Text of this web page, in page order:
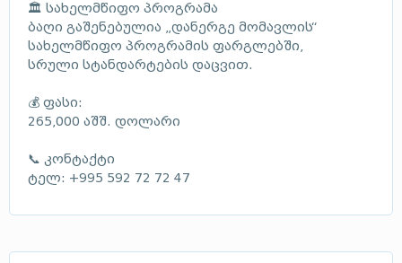
🏛 სახელმწიფო პროგრამა
ბაღი გაშენებულია „დანერგე მომავლის“
სახელმწიფო პროგრამის ფარგლებში,
სრული სტანდარტების დაცვით.
💰 ფასი:
265,000 აშშ. დოლარი
📞 კონტაქტი
ტელ: +995 592 72 72 47